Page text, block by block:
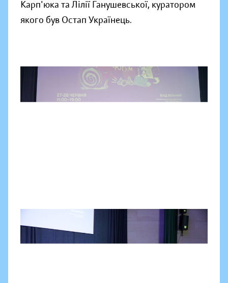
Карп'юка та Лілії Ганушевської, куратором
якого був Остап Українець.